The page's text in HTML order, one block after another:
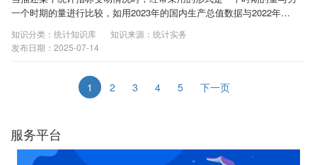
一个时期的量进行比较，如用2023年的国内生产总值数据与2022年数
计基数，即制定一个日期作为参考标准。基期是一个基础期、起始期的
概念，是一开始作为基准的时期。可以是本年、也可以是若干年前的任
当于一个对照组。比如想要知道2023年的发展情况，就需要一个对比基
准，这个对比基准就是基期。...
知识分类：统计知识库
知识来源：统计实务
发布日期：2025-07-14
1 2 3 4 5 下一页
服务平台